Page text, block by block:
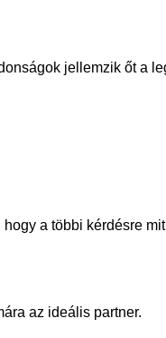
jellemzik őt a
hogy a többi kérdésre
az ideális partner.